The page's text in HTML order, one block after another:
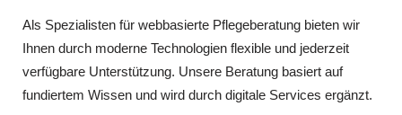
Als Spezialisten für webbasierte Pflegeberatung bieten wir
Ihnen durch moderne Technologien flexible und jederzeit
verfügbare Unterstützung. Unsere Beratung basiert auf
fundiertem Wissen und wird durch digitale Services ergänzt.